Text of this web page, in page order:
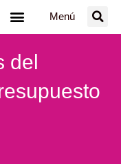
Menú
del